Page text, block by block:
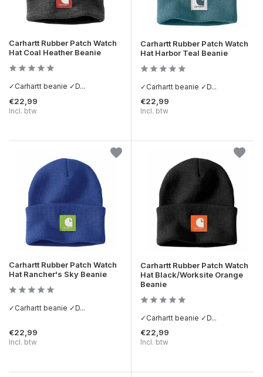
Carhartt Rubber Patch Watch
Hat Coal Heather Beanie
✓Carhartt beanie ✓D...
€22,99
Incl. btw
Carhartt Rubber Patch Watch
Hat Harbor Teal Beanie
✓Carhartt beanie ✓D...
€22,99
Incl. btw
Carhartt Rubber Patch Watch
Hat Rancher's Sky Beanie
✓Carhartt beanie ✓D...
€22,99
Incl. btw
Carhartt Rubber Patch Watch
Hat Black/Worksite Orange
Beanie
✓Carhartt beanie ✓D...
€22,99
Incl. btw